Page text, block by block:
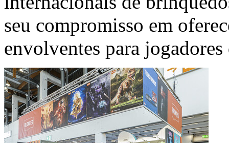
seu compromisso em
envolventes para